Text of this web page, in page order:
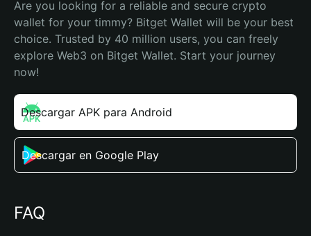
Are you looking for a reliable and secure crypto
wallet for your timmy? Bitget Wallet will be your best
choice. Trusted by 40 million users, you can freely
explore Web3 on Bitget Wallet. Start your journey
now!
Descargar APK para Android
Descargar en Google Play
FAQ